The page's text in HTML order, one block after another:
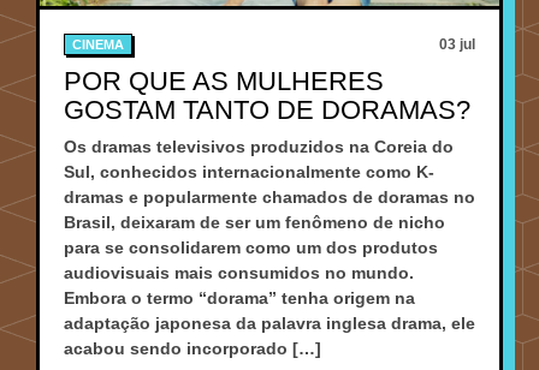
CINEMA 03 jul
POR QUE AS MULHERES
GOSTAM TANTO DE DORAMAS?
Os dramas televisivos produzidos na Coreia do
Sul, conhecidos internacionalmente como K-
dramas e popularmente chamados de doramas no
Brasil, deixaram de ser um fenômeno de nicho
para se consolidarem como um dos produtos
audiovisuais mais consumidos no mundo.
Embora o termo “dorama” tenha origem na
adaptação japonesa da palavra inglesa drama, ele
acabou sendo incorporado […]